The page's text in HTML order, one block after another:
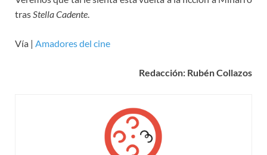
trasStella Cadente.
Vía | Amadores del cine
Redacción: Rubén Collazos